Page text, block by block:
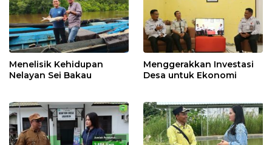
Menelisik Kehidupan
Nelayan Sei Bakau
Menggerakkan Investasi
Desa untuk Ekonomi